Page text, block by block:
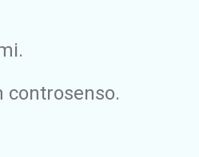
controsenso.